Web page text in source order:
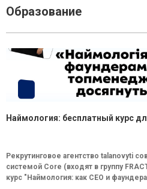
Образование
Наймология: бесплатный курс
Рекрутинговое агентство talanovyti
системой Core (входят в группу
курс "Наймология: как СEO и